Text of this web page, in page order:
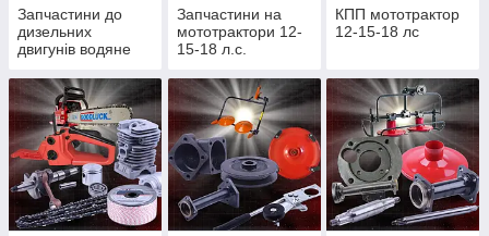
Запчастини до
дизельних
двигунів водяне
Запчастини на
мототрактори 12-
15-18 л.с.
КПП мототрактор
12-15-18 лс